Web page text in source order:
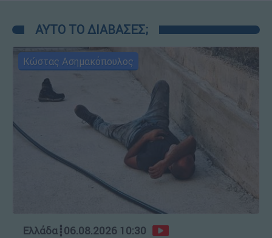
ΑΥΤΟ ΤΟ ΔΙΑΒΑΣΕΣ;
Κώστας Ασημακόπουλος
Ελλάδα┋06.08.2026 10:30